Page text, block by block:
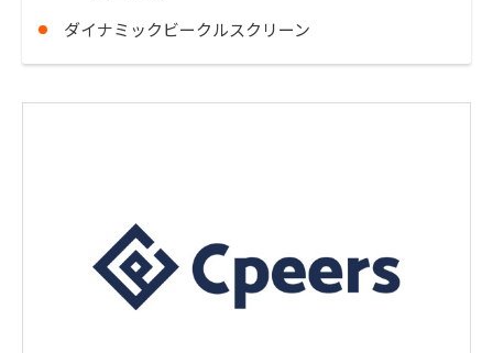
ダイナミックビークルスクリーン